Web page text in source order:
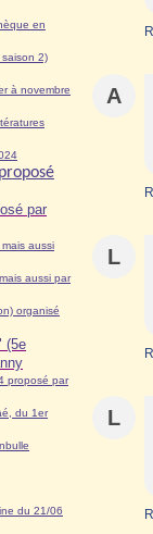
en
2)
à novembre
par
aussi
aussi par
organisé
(5e
proposé par
du 1er
du 21/06
A
L
L